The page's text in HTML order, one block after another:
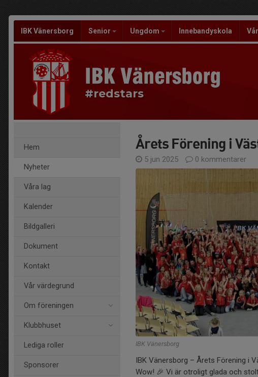
IBK Vänersborg Senior Ungdom Innebandyskola
#redstars
Hem
Nyheter
Våra lag
Kalender
Bildgalleri
Dokument
Kontakt
Vår värdegrund
Om föreningen
Klubbhuset
Lediga roller
Sponsorer
Årets Förening i
5 jun 2025 0 kommentarer
IBK Vänersborg
IBK Vänersborg – Årets Förening i
Wow! 🎉 Vi är otroligt glada och